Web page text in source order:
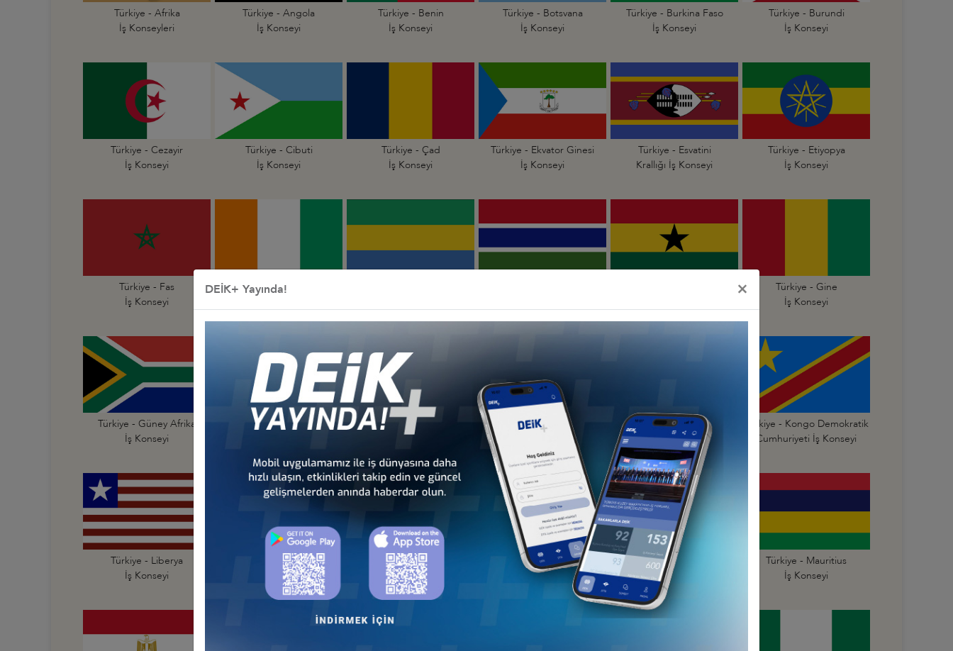
Türkiye - Afrika
İş Konseyleri
Türkiye - Angola
İş Konseyi
Türkiye - Benin
İş Konseyi
Türkiye - Botsvana
İş Konseyi
Türkiye - Burkina Faso
İş Konseyi
Türkiye - Burundi
İş Konseyi
Türkiye - Cezayir
İş Konseyi
Türkiye - Cibuti
İş Konseyi
Türkiye - Çad
İş Konseyi
Türkiye - Ekvator Ginesi
İş Konseyi
Türkiye - Esvatini
Krallığı İş Konseyi
Türkiye - Etiyopya
İş Konseyi
Türkiye - Fas
İş Konseyi
Türkiye - Fildişi Sahili
Türkiye - Gine
İş Konseyi
Türkiye - Güney Afrika
İş Konseyi
Türkiye - Güney Sudan
Türkiye - Kamerun
İş Konseyi
Türkiye - Kenya
Türkiye - Kongo
Cumhuriyeti İş Konseyi
Türkiye - Kongo Demokratik
Cumhuriyeti İş Konseyi
Türkiye - Liberya
İş Konseyi
Türkiye - Libya
İş Konseyi
Türkiye - Madagaskar
İş Konseyi
Türkiye - Malavi
İş Konseyi
Türkiye - Mali
İş Konseyi
Türkiye - Mauritius
İş Konseyi
DEİK+ Yayında! ×